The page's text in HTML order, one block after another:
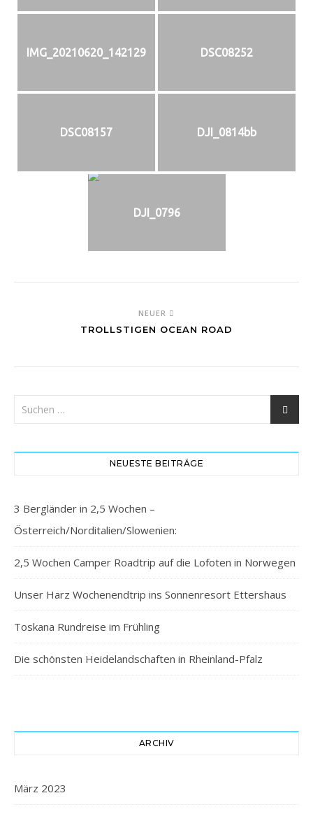
IMG_20210620_142129 DSC08252
DSC08157 DJI_0814bb
DJI_0796
NEUER
TROLLSTIGEN OCEAN ROAD
NEUESTE BEITRÄGE
3 Bergländer in 2,5 Wochen –
Österreich/Norditalien/Slowenien:
2,5 Wochen Camper Roadtrip auf die Lofoten in Norwegen
Unser Harz Wochenendtrip ins Sonnenresort Ettershaus
Toskana Rundreise im Frühling
Die schönsten Heidelandschaften in Rheinland-Pfalz
ARCHIV
März 2023